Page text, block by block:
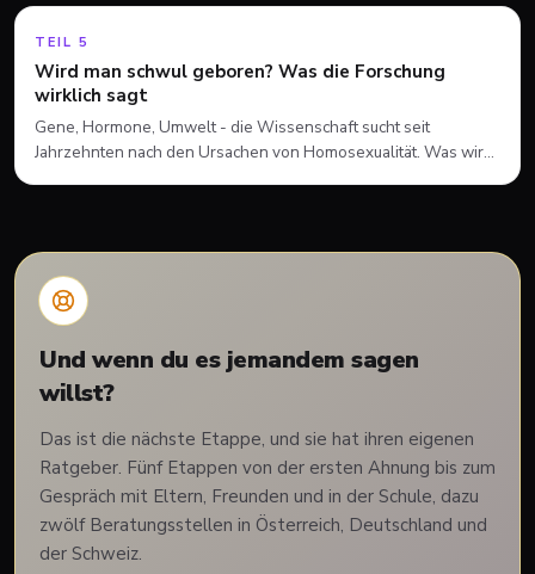
TEIL 5
Wird man schwul geboren? Was die Forschung
wirklich sagt
Gene, Hormone, Umwelt - die Wissenschaft sucht seit
Jahrzehnten nach den Ursachen von Homosexualität. Was wir
Und wenn du es jemandem sagen
willst?
Das ist die nächste Etappe, und sie hat ihren eigenen
Ratgeber. Fünf Etappen von der ersten Ahnung bis zum
Gespräch mit Eltern, Freunden und in der Schule, dazu
zwölf Beratungsstellen in Österreich, Deutschland und
der Schweiz.